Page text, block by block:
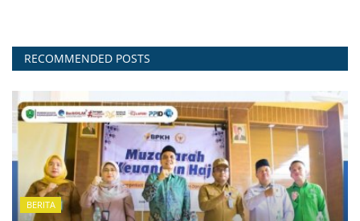
RECOMMENDED POSTS
BERITA